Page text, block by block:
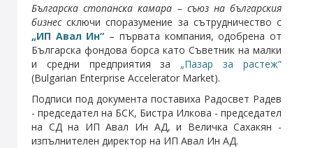
Българска стопанска камара – съюз на българския
бизнессключи споразумение за сътрудничество с
„ИП Авал Ин“ – първата компания, одобрена от
Българска фондова борса като Съветник на малки
и средни предприятия за „Пазар за растеж“
(Bulgarian Enterprise Accelerator Market).
Подписи под документа поставиха Радосвет Радев
- председател на БСК, Бистра Илкова - председател
на СД на ИП Авал Ин АД, и Величка Сахакян -
изпълнителен директор на ИП Авал Ин АД.